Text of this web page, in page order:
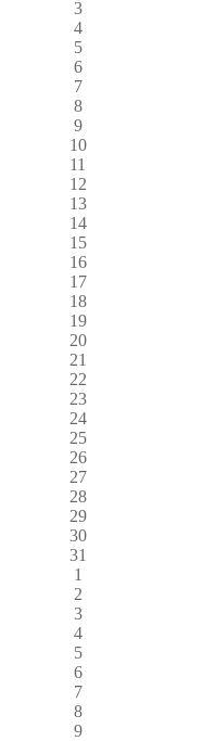
3
4
5
6
7
8
9
10
11
12
13
14
15
16
17
18
19
20
21
22
23
24
25
26
27
28
29
30
31
1
2
3
4
5
6
7
8
9